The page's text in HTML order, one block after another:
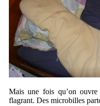
Mais une fois qu’on
flagrant. Des microbilles